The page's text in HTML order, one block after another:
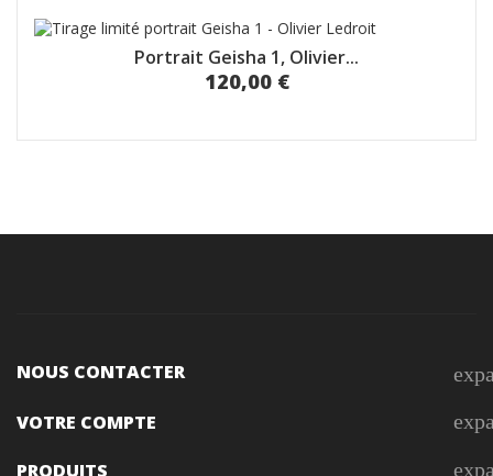
Portrait Geisha 1, Olivier...
120,00 €
NOUS CONTACTER
VOTRE COMPTE
PRODUITS